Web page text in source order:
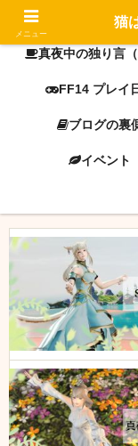
FF14
真夜中の独り言（
FF14 プレイ
ブログの裏
イベント
メニュー
猫